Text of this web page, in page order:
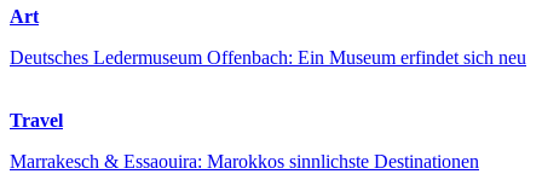
Art
Deutsches Ledermuseum Offenbach: Ein Museum erfindet sich neu
Travel
Marrakesch & Essaouira: Marokkos sinnlichste Destinationen